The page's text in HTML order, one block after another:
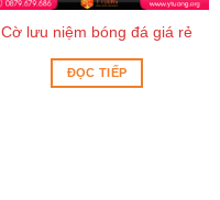
Cờ lưu niệm bóng đá giá rẻ
ĐỌC TIẾP